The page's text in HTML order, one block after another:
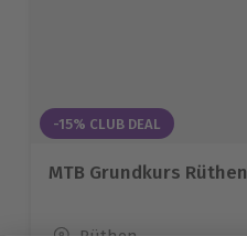
-15% CLUB DEAL
MTB Grundkurs Rüthen